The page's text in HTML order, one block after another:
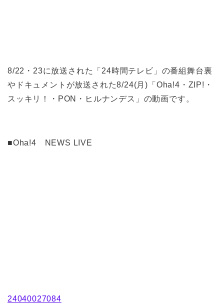
8/22・23に放送された「24時間テレビ」の番組舞台裏
やドキュメントが放送された8/24(月)「Oha!4・ZIP!・
スッキリ！・PON・ヒルナンデス」の動画です。
■Oha!4 NEWS LIVE
24040027084